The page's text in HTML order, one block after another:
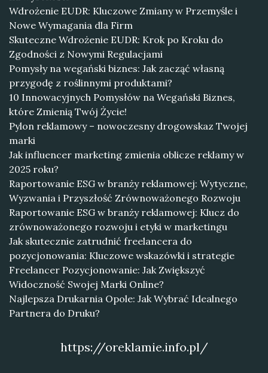
Wdrożenie EUDR: Kluczowe Zmiany w Przemyśle i
Nowe Wymagania dla Firm
Skuteczne Wdrożenie EUDR: Krok po Kroku do
Zgodności z Nowymi Regulacjami
Pomysły na wegański biznes: Jak zacząć własną
przygodę z roślinnymi produktami?
10 Innowacyjnych Pomysłów na Wegański Biznes,
które Zmienią Twój Życie!
Pylon reklamowy – nowoczesny drogowskaz Twojej
marki
Jak influencer marketing zmienia oblicze reklamy w
2025 roku?
Raportowanie ESG w branży reklamowej: Wytyczne,
Wyzwania i Przyszłość Zrównoważonego Rozwoju
Raportowanie ESG w branży reklamowej: Klucz do
zrównoważonego rozwoju i etyki w marketingu
Jak skutecznie zatrudnić freelancera do
pozycjonowania: Kluczowe wskazówki i strategie
Freelancer Pozycjonowanie: Jak Zwiększyć
Widoczność Swojej Marki Online?
Najlepsza Drukarnia Opole: Jak Wybrać Idealnego
Partnera do Druku?
https://oreklamie.info.pl/